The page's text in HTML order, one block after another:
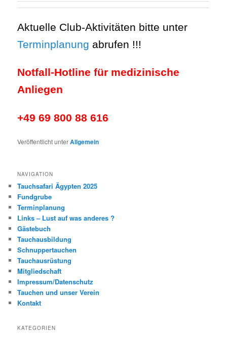
Aktuelle Club-Aktivitäten bitte unter
Terminplanung abrufen !!!
Notfall-Hotline für medizinische
Anliegen
+49 69 800 88 616
Veröffentlicht unterAllgemein
NAVIGATION
Tauchsafari Ägypten 2025
Fundgrube
Terminplanung
Links – Lust auf was anderes ?
Gästebuch
Tauchausbildung
Schnuppertauchen
Tauchausrüstung
Mitgliedschaft
Impressum/Datenschutz
Tauchen und unser Verein
Kontakt
KATEGORIEN